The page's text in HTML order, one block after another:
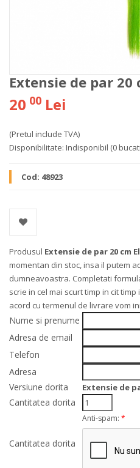
Extensie de par
20 00 Lei
(Pretul include TVA)
Disponibilitate: Indisponibil (0
Cod: 48923
Produsul Extensie de par 20 cm
momentan din stoc, insa il putem
dumneavoastra. Completati
scrie in cel mai scurt timp in cit
acord cu termenul de livrare vom
Nume si prenume
Adresa de email
Telefon
Adresa
Versiune dorita
Extensie de
Cantitatea dorita
Cantitatea dorita
Anti-spam: *